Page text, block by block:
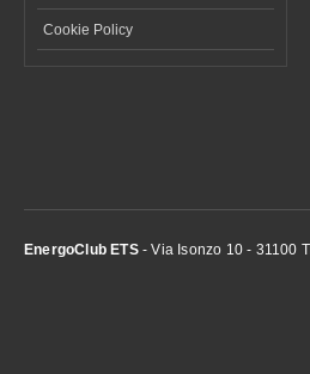
Cookie Policy
EnergoClub ETS- Via Isonzo 10 - 31100